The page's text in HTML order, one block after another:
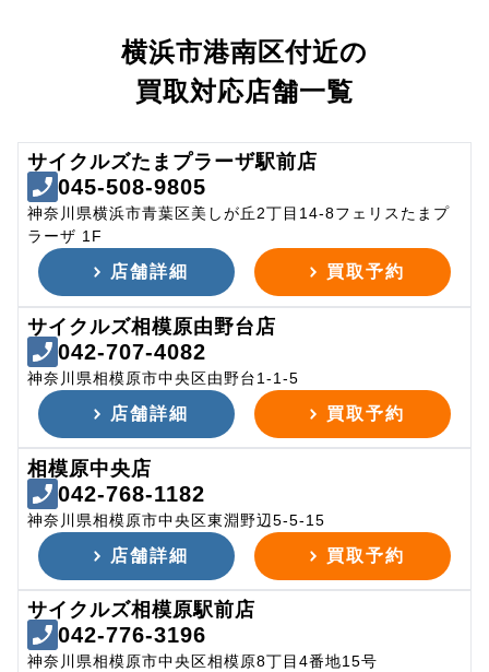
横浜市港南区付近の
買取対応店舗一覧
サイクルズたまプラーザ駅前店
045-508-9805
神奈川県横浜市青葉区美しが丘2丁目14-8フェリスたまプ
ラーザ 1F
店舗詳細 買取予約
サイクルズ相模原由野台店
042-707-4082
神奈川県相模原市中央区由野台1-1-5
店舗詳細 買取予約
相模原中央店
042-768-1182
神奈川県相模原市中央区東淵野辺5-5-15
店舗詳細 買取予約
サイクルズ相模原駅前店
042-776-3196
神奈川県相模原市中央区相模原8丁目4番地15号